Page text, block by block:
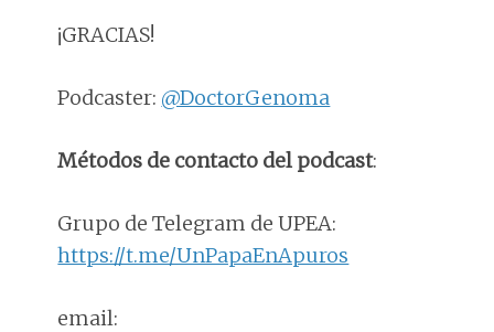
¡GRACIAS!
Podcaster: @DoctorGenoma
Métodos de contacto del podcast:
Grupo de Telegram de UPEA:
https://t.me/UnPapaEnApuros
email: